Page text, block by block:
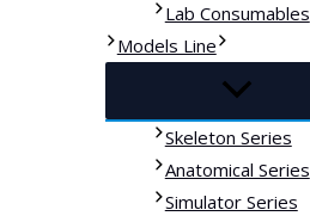
Lab Consumables
Models Line
Skeleton Series
Anatomical Series
Simulator Series